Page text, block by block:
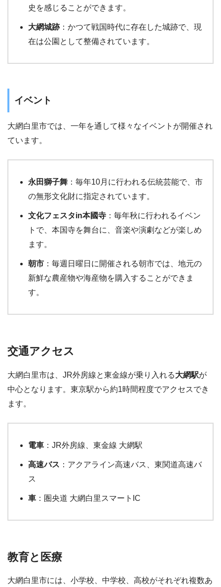
史を感じることができます。
大網城跡：かつて戦国時代に存在した城跡で、現
在は公園として整備されています。
イベント
大網白里市では、一年を通して様々なイベントが開催され
ています。
永田獅子舞 ：毎年10月に行われる伝統芸能で、市
の無形文化財に指定されています。
文化フェスタin本國寺 ：毎年秋に行われるイベン
トで、本国寺を舞台に、音楽や演劇などが楽しめ
ます。
朝市 ：毎週日曜日に開催される朝市では、地元の
新鮮な農産物や海産物を購入することができま
す。
交通アクセス
大網白里市は、JR外房線と東金線が乗り入れる大網駅が
中心となります。東京駅から約1時間程度でアクセスでき
ます。
電車 ：JR外房線、東金線 大網駅
高速バス ：アクアライン高速バス、東関道高速バ
ス
車 ：圏央道 大網白里スマートIC
教育と医療
大網白里市には、小学校、中学校、高校がそれぞれ複数あ